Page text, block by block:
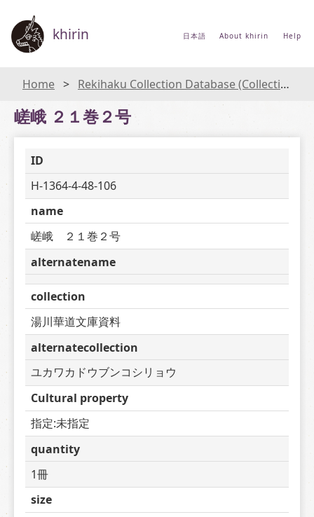
khirin 日本語 About khirin Help
Home Rekihaku Collection Database (Collections Database of the National Museum of Japanese History)
嵯峨 ２１巻２号
ID
H-1364-4-48-106
name
嵯峨　２１巻２号
alternatename
collection
湯川華道文庫資料
alternatecollection
ユカワカドウブンコシリョウ
Cultural property
指定:未指定
quantity
1冊
size